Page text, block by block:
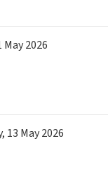
May 2026
, 13 May 2026